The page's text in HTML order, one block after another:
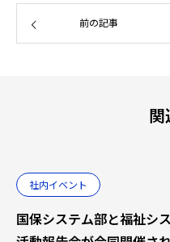
前の記事
社内イベント
国保システム部と福祉シ